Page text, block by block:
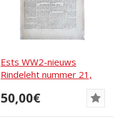
Ests WW2-nieuws
Rindeleht nummer 21,
50,00€